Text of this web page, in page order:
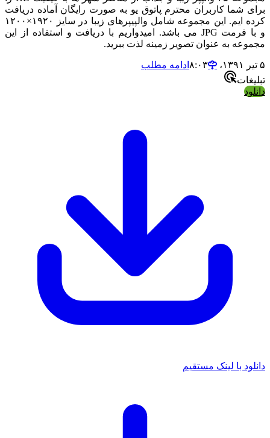
شما کاربران محترم پاتوق یو به صورت رایگان آماده دریافت
کرده ایم. این مجموعه شامل والپیپرهای زیبا در سایز ۱۹۲۰×۱۲۰۰
و با فرمت JPG می باشد. امیدواریم با دریافت و استفاده از این
به عنوان تصویر زمینه لذت ببرید.
ادامه مطلب
با لینک مستقیم